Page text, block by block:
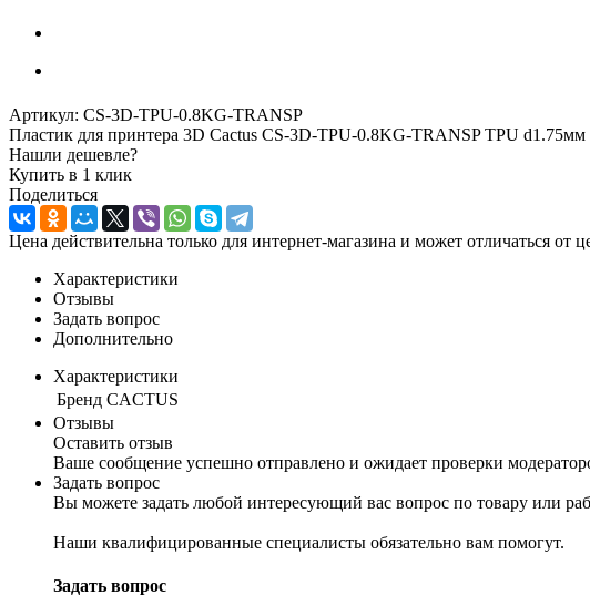
Артикул: CS-3D-TPU-0.8KG-TRANSP
Пластик для принтера 3D Cactus CS-3D-TPU-0.8KG-TRANSP TPU
Нашли дешевле?
Купить в 1 клик
Поделиться
Цена действительна только для интернет-магазина и может отличаться от
Характеристики
Отзывы
Задать вопрос
Дополнительно
Характеристики
Бренд CACTUS
Отзывы
Оставить отзыв
Ваше сообщение успешно отправлено и ожидает проверки
Задать вопрос
Вы можете задать любой интересующий вас вопрос по товару или
Наши квалифицированные специалисты обязательно вам помогут.
Задать вопрос